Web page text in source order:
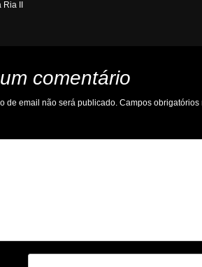
II
comentário
de email não será publicado. Campos